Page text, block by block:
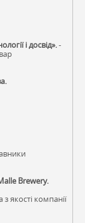
і досвід».-
Brewery.
якості компанії